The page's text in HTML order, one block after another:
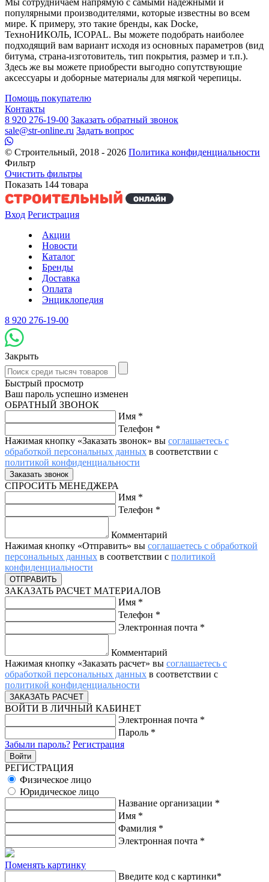
популярными производителями, которые известны во всем
мире. К примеру, это такие бренды, как Docke,
ТехноНИКОЛЬ, ICOPAL. Вы можете подобрать наиболее
подходящий вам вариант исходя из основных параметров (вид
битума, страна-изготовитель, тип покрытия, размер и т.п.).
Здесь же вы можете приобрести выгодно сопутствующие
аксессуары и доборные материалы для мягкой черепицы.
Помощь покупателю
Контакты
8 920 276-19-00 Заказать обратный звонок
sale@str-online.ru Задать вопрос
© Строительный, 2018 - 2026 Политика конфиденциальности
Фильтр
Очистить фильтры
Показать 144 товара
Вход Регистрация
Акции
Новости
Каталог
Бренды
Доставка
Оплата
Энциклопедия
8 920 276-19-00
Закрыть
Быстрый просмотр
Ваш пароль успешно изменен
ОБРАТНЫЙ ЗВОНОК
Имя *
Телефон *
Нажимая кнопку «Заказать звонок» вы соглашаетесь с
обработкой персональных данных в соответствии с
политикой конфиденциальности
СПРОСИТЬ МЕНЕДЖЕРА
Имя *
Телефон *
Комментарий
Нажимая кнопку «Отправить» вы соглашаетесь с обработкой
персональных данных в соответствии с политикой
конфиденциальности
ЗАКАЗАТЬ РАСЧЕТ МАТЕРИАЛОВ
Имя *
Телефон *
Электронная почта *
Комментарий
Нажимая кнопку «Заказать расчет» вы соглашаетесь с
обработкой персональных данных в соответствии с
политикой конфиденциальности
ВОЙТИ В ЛИЧНЫЙ КАБИНЕТ
Электронная почта *
Пароль *
Забыли пароль? Регистрация
РЕГИСТРАЦИЯ
Физическое лицо
Юридическое лицо
Название организации *
Имя *
Фамилия *
Электронная почта *
Поменять картинку
Введите код с картинки*